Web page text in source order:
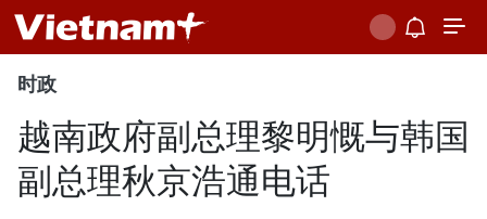
时政
越南政府副总理黎明慨与韩国
副总理秋京浩通电话